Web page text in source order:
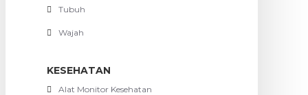
Tubuh
Wajah
KESEHATAN
Alat Monitor Kesehatan